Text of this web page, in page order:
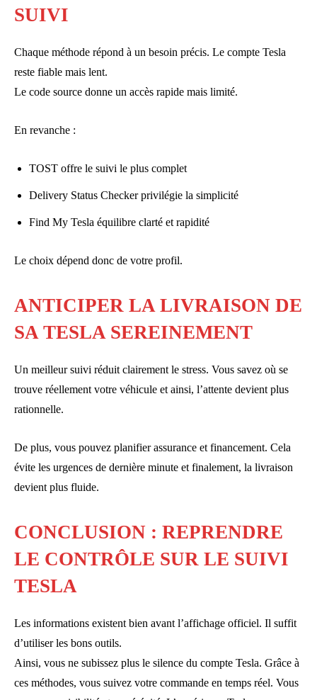
SUIVI
Chaque méthode répond à un besoin précis. Le compte Tesla
reste fiable mais lent.
Le code source donne un accès rapide mais limité.
En revanche :
TOST offre le suivi le plus complet
Delivery Status Checker privilégie la simplicité
Find My Tesla équilibre clarté et rapidité
Le choix dépend donc de votre profil.
ANTICIPER LA LIVRAISON DE
SA TESLA SEREINEMENT
Un meilleur suivi réduit clairement le stress. Vous savez où se
trouve réellement votre véhicule et ainsi, l’attente devient plus
rationnelle.
De plus, vous pouvez planifier assurance et financement. Cela
évite les urgences de dernière minute et finalement, la livraison
devient plus fluide.
CONCLUSION : REPRENDRE
LE CONTRÔLE SUR LE SUIVI
TESLA
Les informations existent bien avant l’affichage officiel. Il suffit
d’utiliser les bons outils.
Ainsi, vous ne subissez plus le silence du compte Tesla. Grâce à
ces méthodes, vous suivez votre commande en temps réel. Vous